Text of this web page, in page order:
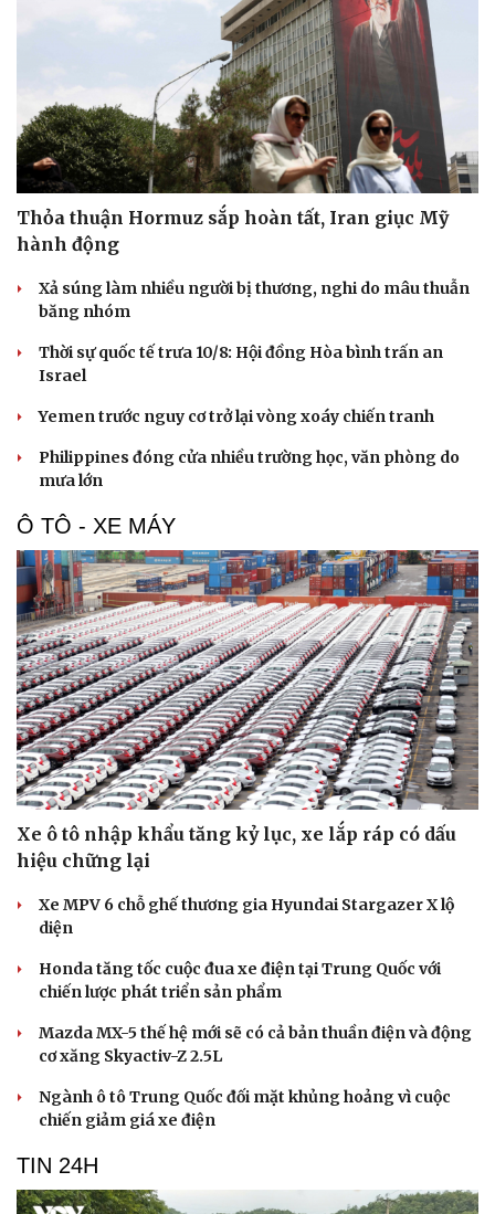
Du lịch
Tư vấn
Săn Tour
check-in
Podcast
Câu chuyện thời sự
Đọc truyện đêm khuya
Cửa sổ tình yêu
Kể chuyện cho bé
Hạt giống tâm hồn
Thỏa thuận Hormuz sắp hoàn tất, Iran giục Mỹ
hành động
Xả súng làm nhiều người bị thương, nghi do mâu thuẫn
băng nhóm
Thời sự quốc tế trưa 10/8: Hội đồng Hòa bình trấn an
Israel
Yemen trước nguy cơ trở lại vòng xoáy chiến tranh
Philippines đóng cửa nhiều trường học, văn phòng do
mưa lớn
Ô TÔ - XE MÁY
Xe ô tô nhập khẩu tăng kỷ lục, xe lắp ráp có dấu
hiệu chững lại
Xe MPV 6 chỗ ghế thương gia Hyundai Stargazer X lộ
diện
Honda tăng tốc cuộc đua xe điện tại Trung Quốc với
chiến lược phát triển sản phẩm
Mazda MX-5 thế hệ mới sẽ có cả bản thuần điện và động
cơ xăng Skyactiv-Z 2.5L
Ngành ô tô Trung Quốc đối mặt khủng hoảng vì cuộc
chiến giảm giá xe điện
TIN 24H